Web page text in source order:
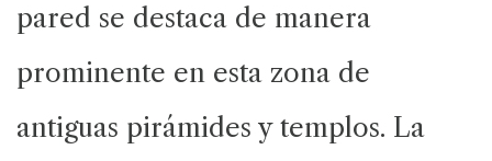
pared se destaca de manera
prominente en esta zona de
antiguas pirámides y templos. La